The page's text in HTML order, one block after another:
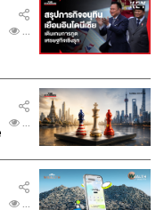
...
...
...